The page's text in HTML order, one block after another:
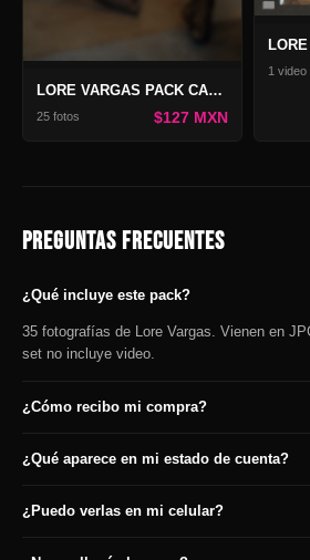
LORE VARGAS PACK CANDY XMAS
25 fotos $127 MXN
1 video
PREGUNTAS FRECUENTES
¿Qué incluye este pack?
35 fotografías de Lore Vargas. Vienen en
set no incluye video.
¿Cómo recibo mi compra?
¿Qué aparece en mi estado de cuenta?
¿Puedo verlas en mi celular?